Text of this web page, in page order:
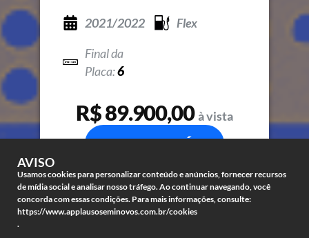
2021/2022
Flex
6
R$ 89.900,00à vista
COMPRE JÁ
AVISO
Usamos cookies para personalizar conteúdo e anúncios, fornecer recursos
de mídia social e analisar nosso tráfego. Ao continuar navegando, você
concorda com essas condições. Para mais informações, consulte:
https://www.applausoseminovos.com.br/cookies
.